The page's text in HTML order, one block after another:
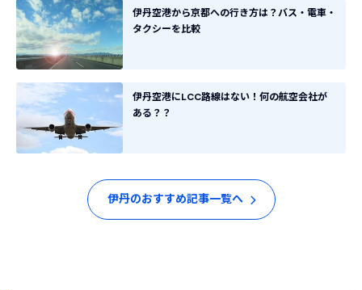
伊丹空港から京都への行き方は？バス・電車・
タクシーを比較
伊丹空港にLCC路線はない！何の航空会社が
ある？？
伊丹のおすすめ記事一覧へ